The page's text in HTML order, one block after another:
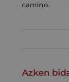
camino.
Azken